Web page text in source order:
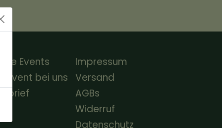
Events
Event bei uns
Impressum
Versand
AGBs
Widerruf
Datenschutz